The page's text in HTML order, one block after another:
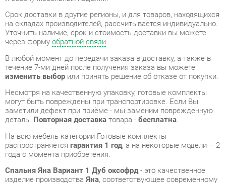
В любой момент до передачи заказа в доставку, а также в
течение 7-ми дней после получения заказа вы можете
изменить выборили принять решение об отказе от покупки.
Несмотря на качественную упаковку, готовые комплекты
заметили дефект при приёме - мы заменим поврежденную
деталь.Повторная доставкатовара -бесплатна.
распространяетсягарантия 1 год, а на некоторые модели – 2
года с момента приобретения.
Спальня Яна Вариант 1 Дуб оксофрд - это качественное
государственному стандарту.
Надеемся, вы останетесь довольны вашим приобретением, и
будем рады, если вы оставите отзыв об опыте его
использования, который поможет сориентироваться нашим
будущим покупателям.